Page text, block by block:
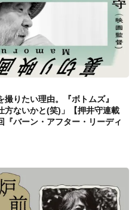
りたい理由。『ボトムズ』
方ないかと(笑)」【押井守連載
『バーン・アフター・リーディ